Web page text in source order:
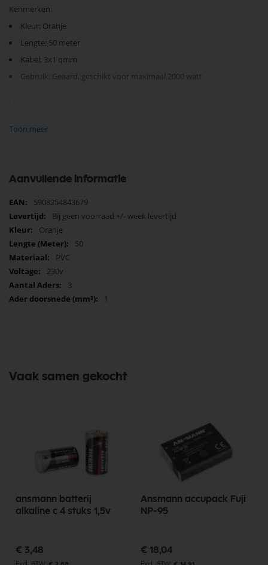
Kenmerken:
Kleur: Oranje
Lengte: 50 meter
Kabel: 3x1 qmm
Gebruik: Geaard, geschikt voor maximaal 2000 watt
aansluiten, de Orno verlengkabel biedt een betrouwbare oplossing.
Bestel nu en breng uw elektrische aansluitmogelijkheden naar een hoger
niveau!
Toon meer
Aanvullende informatie
Meer
informatie
5908254843679
Bij geen voorraad +/- week levertijd
Oranje
50
PVC
230v
3
1
Vaak samen gekocht
ansmann batterij
alkaline c 4 stuks 1,5v
€ 3,48
Ansmann accupack Fuji
NP-95
€ 18,04